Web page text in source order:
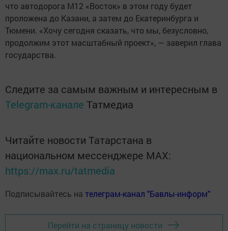
что автодорога М12 «Восток» в этом году будет
проложена до Казани, а затем до Екатеринбурга и
Тюмени. «Хочу сегодня сказать, что мы, безусловно,
продолжим этот масштабный проект», — заверил глава
государства.
Следите за самым важным и интересным в
Telegram-канале Татмедиа
Читайте новости Татарстана в
национальном мессенджере MАХ:
https://max.ru/tatmedia
Подписывайтесь на телеграм-канал "Бавлы-информ"
Перейти на страницу новости